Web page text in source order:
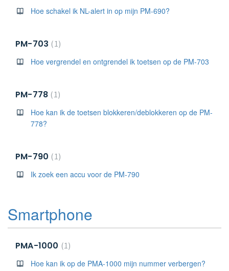
Hoe schakel ik NL-alert in op mijn PM-690?
PM-703
1
Hoe vergrendel en ontgrendel ik toetsen op de PM-703
PM-778 1
Hoe kan ik de toetsen blokkeren/deblokkeren op de PM-
778?
PM-790
1
Ik zoek een accu voor de PM-790
Smartphone
PMA-1000
1
Hoe kan ik op de PMA-1000 mijn nummer verbergen?